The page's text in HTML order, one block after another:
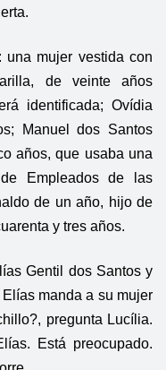
una mujer vestida con
de veinte años
identificada; Ovídia
Manuel dos Santos
años, que usaba una
Empleados de las
de un año, hijo de
y tres años.
Gentil dos Santos y
manda a su mujer
pregunta Lucília.
Está preocupado.